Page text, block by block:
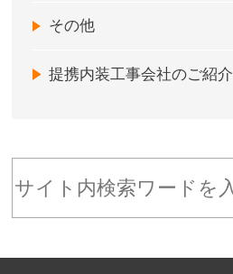
その他
提携内装工事会社のご紹介